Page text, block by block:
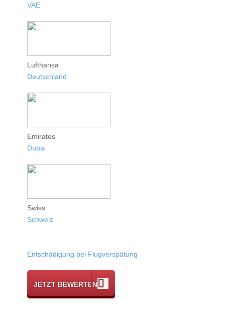
VAE
Lufthansa
Deutschland
Emirates
Dubai
Swiss
Schweiz
Entschädigung bei Flugverspätung
JETZT BEWERTEN